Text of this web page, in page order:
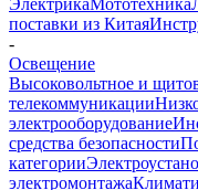
ЭлектрикаМототехника
поставки из Китая
-
Освещение
Высоковольтное и
телекоммуникации
электрооборудование
средства безопасности
категории
электромонтажа